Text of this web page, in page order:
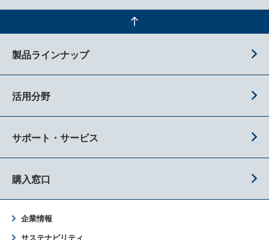
製品ラインナップ
活用分野
サポート・サービス
購入窓口
企業情報
サステナビリティ